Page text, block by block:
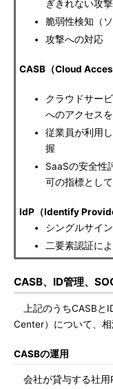
ぎきれない攻
脆弱性検知（
攻撃への対応
CASB（Cloud
クラウドサー
へのアクセス
従業員が利用
握
SaaSの安全性
可の指標とし
IdP（Identify
シングルサイ
二要素認証に
CASB、ID管理、
上記のうちCASBと
Center）について、相
CASBの運用
会社が貸与する社用